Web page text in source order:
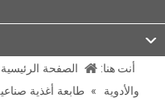
أنت هنا: الصفحة الرئيسية
والأدوية
» طابعة أغذية